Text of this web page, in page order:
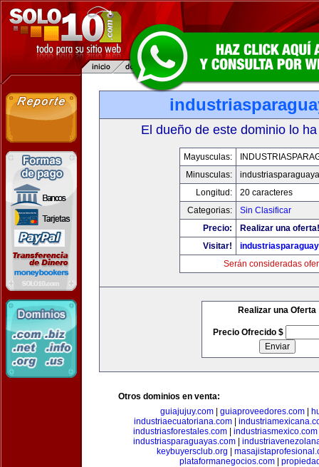
El dueño de este dominio lo
Mayusculas:
Minusculas:
Longitud:
20 caracteres
Categorias:
Sin Clasificar
Precio:
Realizar una oferta!
Visitar!
Serán consideradas
Realizar una Oferta
Precio Ofrecido $
Otros dominios en venta:
guiajujuy.com| guiaproveedores.com|
industriaecuatoriana.com|
industriasforestales.com
industriasmexico.com
industriasparaguayas.com
keybuyersclub.org
plataformanegocios.com